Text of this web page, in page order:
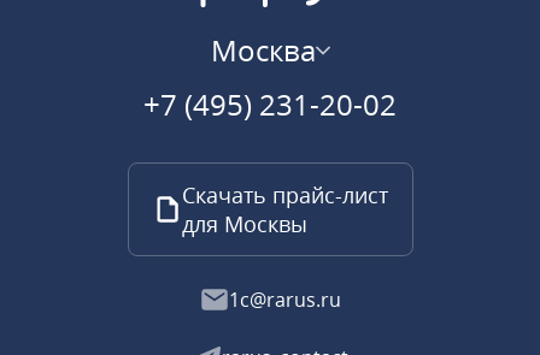
Москва
+7 (495) 231-20-02
Скачать прайс-лист
для Москвы
1c@rarus.ru